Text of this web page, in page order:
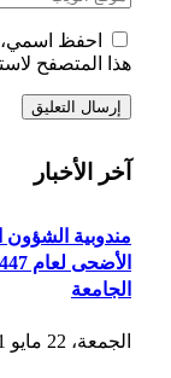
احفظ اسمي،
هذا المتصفح
آخر الأخبار
مندوبية
الجامعة
الجمعة، 22 مايو 2026